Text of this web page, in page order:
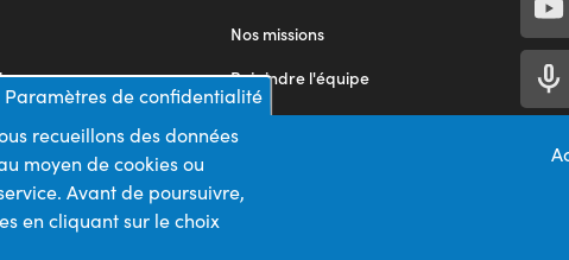
Nos missions
Rejoindre l'équipe
Nous contacter
Paramètres de confidentialité
recueillons des données
moyen de cookies ou
Avant de poursuivre,
en cliquant sur le choix